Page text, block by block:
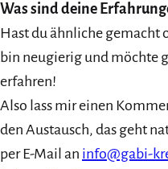
Was sind deine
Hast du ähnliche gemacht
bin neugierig und möchte
erfahren!
Also lass mir einen
den Austausch, das geht
per E-Mail an info@gabi-